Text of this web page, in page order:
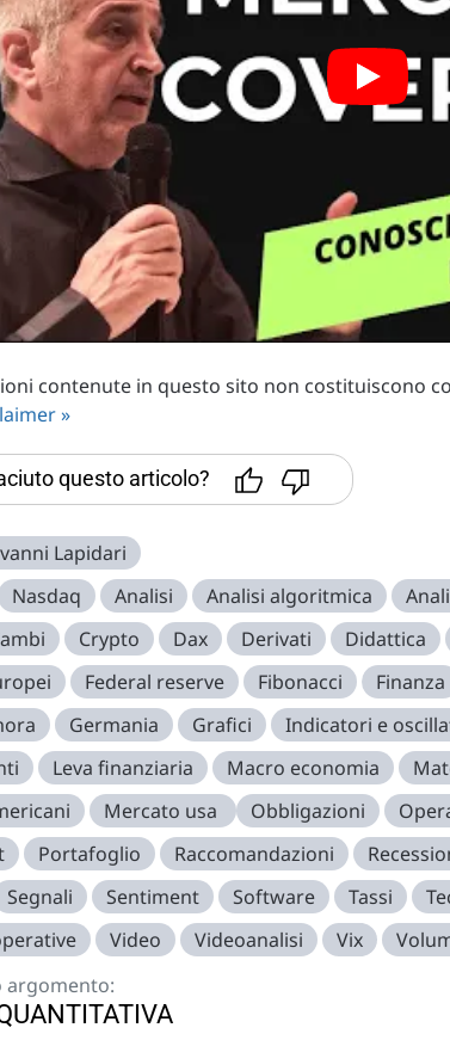
contenute in questo sito non costituiscono
»
questo articolo?
Lapidari
Nasdaq Analisi Analisi algoritmica
Crypto Dax Derivati Didattica
Federal reserve Fibonacci Finanza
Germania Grafici Indicatori e
Leva finanziaria Macro economia
Mercato usa Obbligazioni
Portafoglio Raccomandazioni
Segnali Sentiment Software Tassi
Video Videoanalisi Vix
argomento: